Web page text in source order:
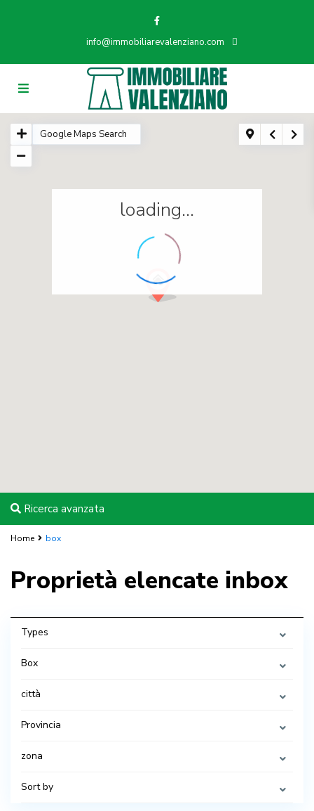
info@immobiliarevalenziano.com
loading...
Ricerca avanzata
Home box
Proprietà elencate inbox
Types
Box
città
Provincia
zona
Sort by